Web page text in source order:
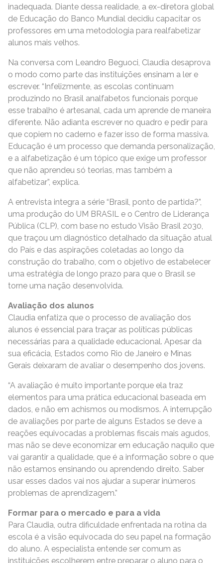
inadequada. Diante dessa realidade, a ex-diretora global
de Educação do Banco Mundial decidiu capacitar os
professores em uma metodologia para realfabetizar
alunos mais velhos.
Na conversa com Leandro Beguoci, Claudia desaprova
o modo como parte das instituições ensinam a ler e
escrever. “Infelizmente, as escolas continuam
produzindo no Brasil analfabetos funcionais porque
esse trabalho é artesanal, cada um aprende de maneira
diferente. Não adianta escrever no quadro e pedir para
que copiem no caderno e fazer isso de forma massiva.
Educação é um processo que demanda personalização,
e a alfabetização é um tópico que exige um professor
que não aprendeu só teorias, mas também a
alfabetizar”, explica.
A entrevista integra a série “Brasil, ponto de partida?”,
uma produção do UM BRASIL e o Centro de Liderança
Pública (CLP), com base no estudo Visão Brasil 2030,
que traçou um diagnóstico detalhado da situação atual
do País e das aspirações coletadas ao longo da
construção do trabalho, com o objetivo de estabelecer
uma estratégia de longo prazo para que o Brasil se
torne uma nação desenvolvida.
Avaliação dos alunos
Claudia enfatiza que o processo de avaliação dos
alunos é essencial para traçar as políticas públicas
necessárias para a qualidade educacional. Apesar da
sua eficácia, Estados como Rio de Janeiro e Minas
Gerais deixaram de avaliar o desempenho dos jovens.
“A avaliação é muito importante porque ela traz
elementos para uma prática educacional baseada em
dados, e não em achismos ou modismos. A interrupção
de avaliações por parte de alguns Estados se deve a
reações equivocadas a problemas fiscais mais agudos,
mas não se deve economizar em educação naquilo que
vai garantir a qualidade, que é a informação sobre o que
não estamos ensinando ou aprendendo direito. Saber
usar esses dados vai nos ajudar a superar inúmeros
problemas de aprendizagem.”
Formar para o mercado e para a vida
Para Claudia, outra dificuldade enfrentada na rotina da
escola é a visão equivocada do seu papel na formação
do aluno. A especialista entende ser comum as
instituições escolherem entre preparar o aluno para o